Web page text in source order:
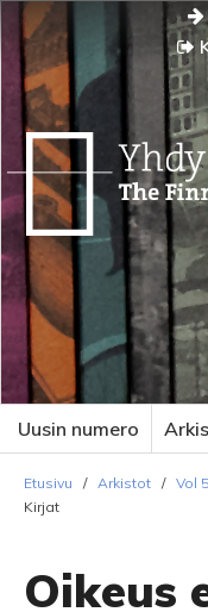
Uusin numero
Etusivu / Arkistot / Vol
Kirjat
Oikeus